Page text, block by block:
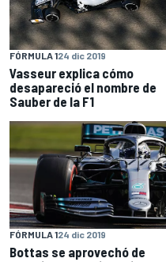
FÓRMULA 124 dic 2019
Vasseur explica cómo
desapareció el nombre de
Sauber de la F1
FÓRMULA 124 dic 2019
Bottas se aprovechó de